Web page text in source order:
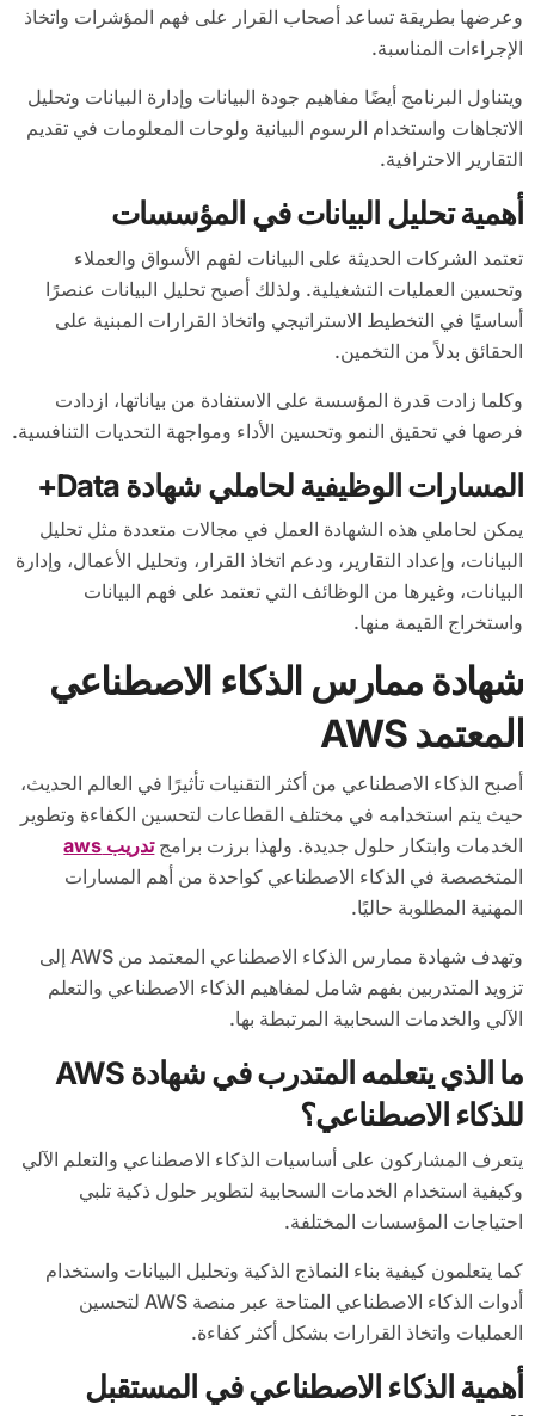
وعرضها بطريقة تساعد أصحاب القرار على فهم المؤشرات واتخاذ
الإجراءات المناسبة.
ويتناول البرنامج أيضًا مفاهيم جودة البيانات وإدارة البيانات وتحليل
الاتجاهات واستخدام الرسوم البيانية ولوحات المعلومات في تقديم
التقارير الاحترافية.
أهمية تحليل البيانات في المؤسسات
تعتمد الشركات الحديثة على البيانات لفهم الأسواق والعملاء
وتحسين العمليات التشغيلية. ولذلك أصبح تحليل البيانات عنصرًا
أساسيًا في التخطيط الاستراتيجي واتخاذ القرارات المبنية على
الحقائق بدلاً من التخمين.
وكلما زادت قدرة المؤسسة على الاستفادة من بياناتها، ازدادت
فرصها في تحقيق النمو وتحسين الأداء ومواجهة التحديات التنافسية.
المسارات الوظيفية لحاملي شهادة Data+
يمكن لحاملي هذه الشهادة العمل في مجالات متعددة مثل تحليل
البيانات، وإعداد التقارير، ودعم اتخاذ القرار، وتحليل الأعمال، وإدارة
البيانات، وغيرها من الوظائف التي تعتمد على فهم البيانات
واستخراج القيمة منها.
شهادة ممارس الذكاء الاصطناعي
المعتمد AWS
أصبح الذكاء الاصطناعي من أكثر التقنيات تأثيرًا في العالم الحديث،
حيث يتم استخدامه في مختلف القطاعات لتحسين الكفاءة وتطوير
الخدمات وابتكار حلول جديدة. ولهذا برزت برامجتدريب aws
المتخصصة في الذكاء الاصطناعي كواحدة من أهم المسارات
المهنية المطلوبة حاليًا.
وتهدف شهادة ممارس الذكاء الاصطناعي المعتمد من AWS إلى
تزويد المتدربين بفهم شامل لمفاهيم الذكاء الاصطناعي والتعلم
الآلي والخدمات السحابية المرتبطة بها.
ما الذي يتعلمه المتدرب في شهادة AWS
للذكاء الاصطناعي؟
يتعرف المشاركون على أساسيات الذكاء الاصطناعي والتعلم الآلي
وكيفية استخدام الخدمات السحابية لتطوير حلول ذكية تلبي
احتياجات المؤسسات المختلفة.
كما يتعلمون كيفية بناء النماذج الذكية وتحليل البيانات واستخدام
أدوات الذكاء الاصطناعي المتاحة عبر منصة AWS لتحسين
العمليات واتخاذ القرارات بشكل أكثر كفاءة.
أهمية الذكاء الاصطناعي في المستقبل